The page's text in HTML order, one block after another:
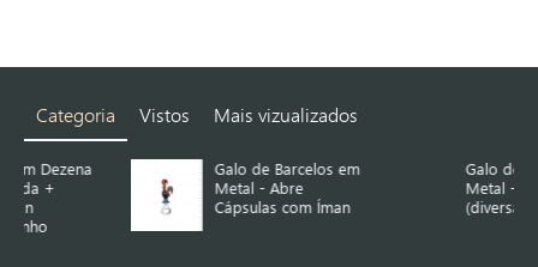
Categoria Vistos Mais vizualizados
Galo de Barcelos em
Metal - Abre
Cápsulas com Íman
Galo de Barcelos em
(diversas cores)